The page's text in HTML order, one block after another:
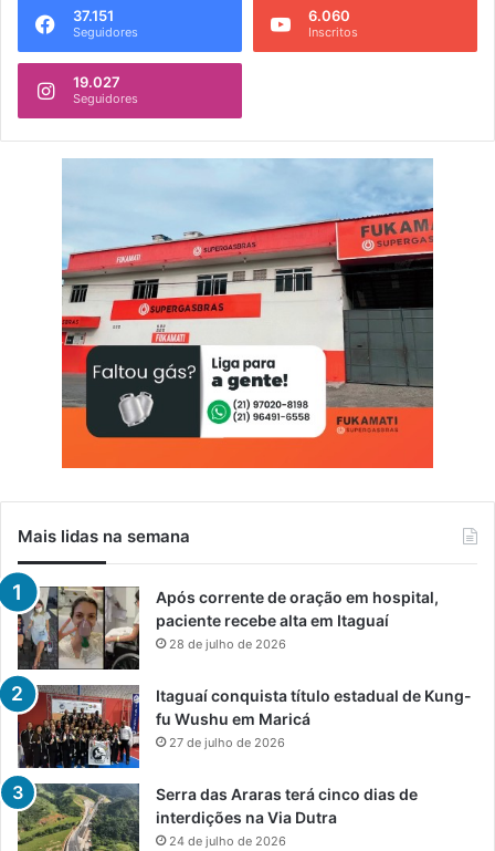
37.151
Seguidores
6.060
Inscritos
19.027
Seguidores
Mais lidas na semana
Após corrente de oração em hospital,
paciente recebe alta em Itaguaí
28 de julho de 2026
Itaguaí conquista título estadual de Kung-
fu Wushu em Maricá
27 de julho de 2026
Serra das Araras terá cinco dias de
interdições na Via Dutra
24 de julho de 2026